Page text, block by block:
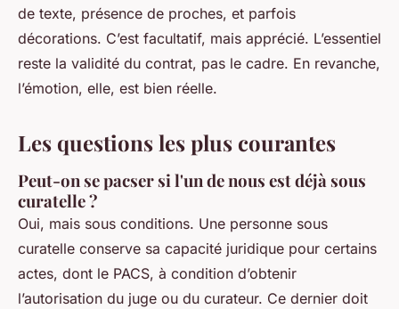
de texte, présence de proches, et parfois
décorations. C’est facultatif, mais apprécié. L’essentiel
reste la validité du contrat, pas le cadre. En revanche,
l’émotion, elle, est bien réelle.
Les questions les plus courantes
Peut-on se pacser si l'un de nous est déjà sous
curatelle ?
Oui, mais sous conditions. Une personne sous
curatelle conserve sa capacité juridique pour certains
actes, dont le PACS, à condition d’obtenir
l’autorisation du juge ou du curateur. Ce dernier doit